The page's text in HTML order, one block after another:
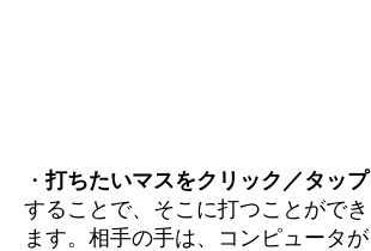
・打ちたいマスをクリック／タップ
することで、そこに打つことができ
ます。相手の手は、コンピュータが